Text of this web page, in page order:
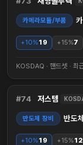
카메라모듈/부품
+10%19 +15%7
KOSDAQ · 핸드셋 ·
74 저스템
반도체 장비 반도
+10%19 +15%12